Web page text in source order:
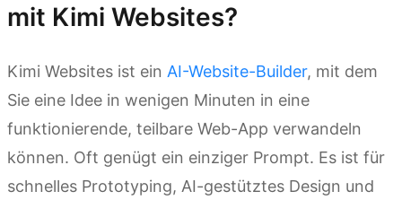
mit Kimi Websites?
Kimi Websites ist ein AI-Website-Builder, mit dem
Sie eine Idee in wenigen Minuten in eine
funktionierende, teilbare Web-App verwandeln
können. Oft genügt ein einziger Prompt. Es ist für
schnelles Prototyping, AI-gestütztes Design und